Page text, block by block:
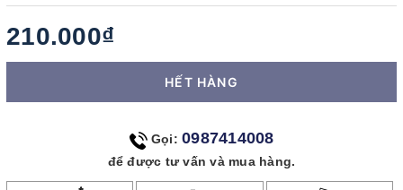
210.000₫
HẾT HÀNG
Gọi: 0987414008
để được tư vấn và mua hàng.